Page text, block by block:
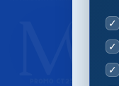
✓
✓
✓